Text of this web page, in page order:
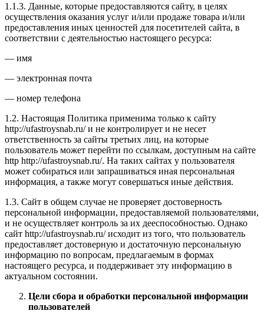
1.1.3. Данные, которые предоставляются сайту, в целях
осуществления оказания услуг и/или продаже товара и/или
предоставления иных ценностей для посетителей сайта, в
соответствии с деятельностью настоящего ресурса:
— имя
— электронная почта
— номер телефона
1.2. Настоящая Политика применима только к сайту
http://ufastroysnab.ru/ и не контролирует и не несет
ответственность за сайты третьих лиц, на которые
пользователь может перейти по ссылкам, доступным на сайте
http http://ufastroysnab.ru/. На таких сайтах у пользователя
может собираться или запрашиваться иная персональная
информация, а также могут совершаться иные действия.
1.3. Сайт в общем случае не проверяет достоверность
персональной информации, предоставляемой пользователями,
и не осуществляет контроль за их дееспособностью. Однако
сайт http://ufastroysnab.ru/ исходит из того, что пользователь
предоставляет достоверную и достаточную персональную
информацию по вопросам, предлагаемым в формах
настоящего ресурса, и поддерживает эту информацию в
актуальном состоянии.
Цели сбора и обработки персональной информации
пользователей